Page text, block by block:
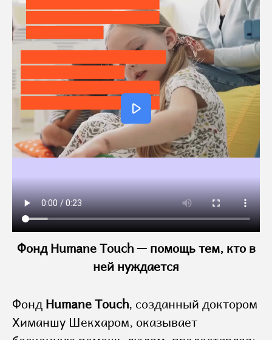
Фонд Humane Touch — помощь тем, кто в
ней нуждается
ФондHumane Touch, созданный доктором
Химаншу Шекхаром, оказывает